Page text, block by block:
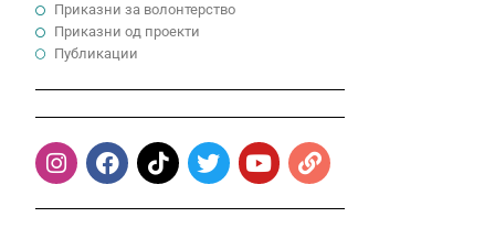
Приказни за волонтерство
Приказни од проекти
Публикации